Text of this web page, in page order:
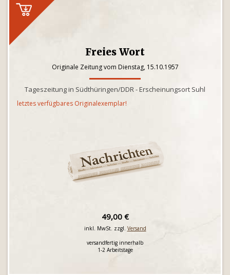
Freies Wort
Originale Zeitung vom Dienstag, 15.10.1957
Tageszeitung in Südthüringen/DDR - Erscheinungsort Suhl
letztes verfügbares Originalexemplar!
49,00 €
inkl. MwSt. zzgl. Versand
versandfertig innerhalb
1-2 Arbeitstage